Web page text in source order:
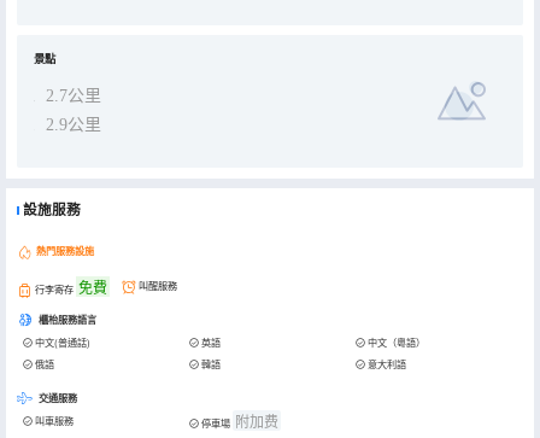
景點
2.7公里
2.9公里
設施服務
熱門服務設施
行李寄存 免費 叫醒服務
櫃枱服務語言
中文(普通話) 英語
中文（粵語）
俄語
韓語 意大利語
交通服務
叫車服務 停車場 附加费